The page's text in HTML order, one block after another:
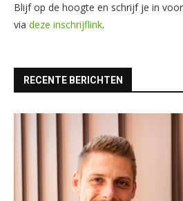
Blijf op de hoogte en schrijf je in
via deze inschrijflink.
RECENTE BERICHTEN